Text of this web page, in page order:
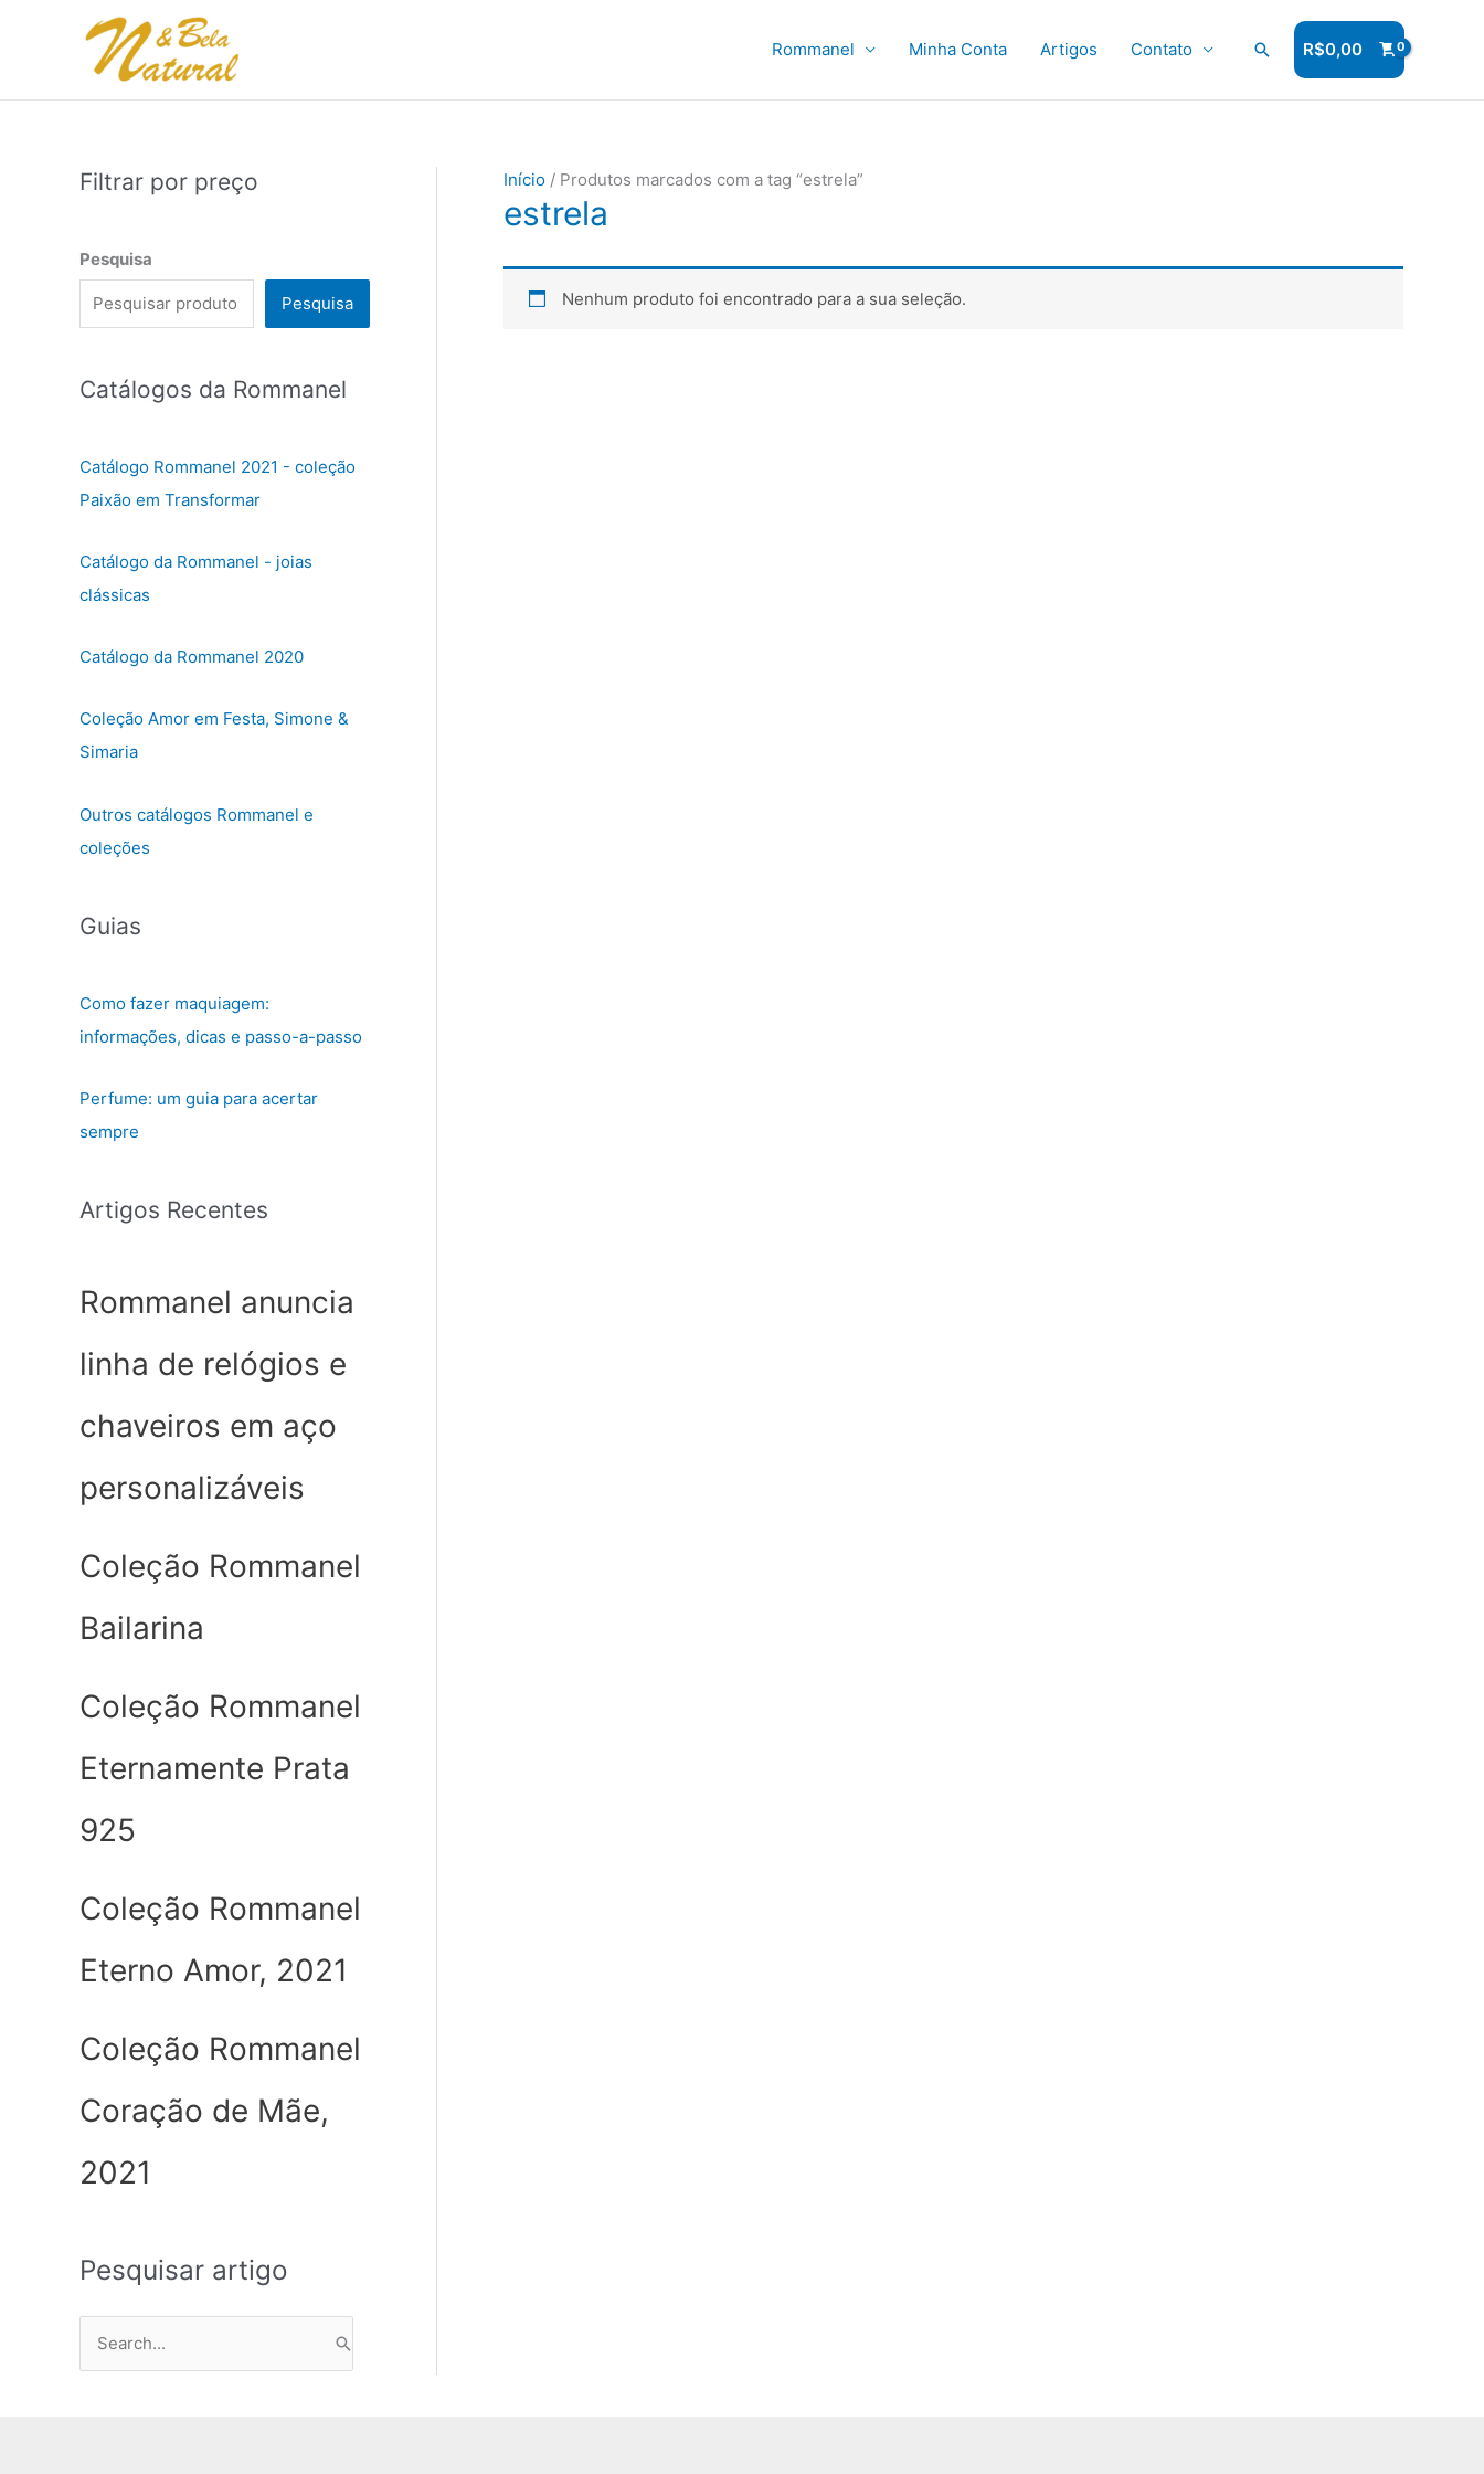
Rommanel Minha Conta Artigos Contato Pesquisar
R$0,00
Filtrar por preço
Pesquisa
Pesquisa
Catálogos da Rommanel
Catálogo Rommanel 2021 - coleção
Paixão em Transformar
Catálogo da Rommanel - joias
clássicas
Catálogo da Rommanel 2020
Coleção Amor em Festa, Simone &
Simaria
Outros catálogos Rommanel e
coleções
Guias
Como fazer maquiagem:
informações, dicas e passo-a-passo
Perfume: um guia para acertar
sempre
Artigos Recentes
Rommanel anuncia
linha de relógios e
chaveiros em aço
personalizáveis
Coleção Rommanel
Bailarina
Coleção Rommanel
Eternamente Prata
925
Coleção Rommanel
Eterno Amor, 2021
Coleção Rommanel
Coração de Mãe,
2021
Pesquisar artigo
Início / Produtos marcados com a tag “estrela”
estrela
Nenhum produto foi encontrado para a sua seleção.